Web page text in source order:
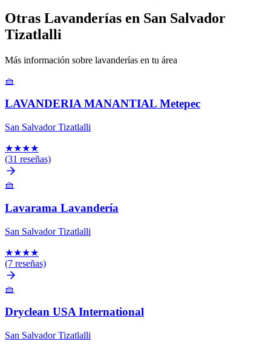
Otras Lavanderías en San Salvador
Tizatlalli
Más información sobre lavanderías en tu área
🧺
LAVANDERIA MANANTIAL Metepec
San Salvador Tizatlalli
★★★★
(31 reseñas)
🧺
Lavarama Lavandería
San Salvador Tizatlalli
★★★★
(7 reseñas)
🧺
Dryclean USA International
San Salvador Tizatlalli